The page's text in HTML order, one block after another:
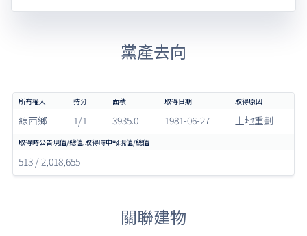
黨產去向
線西鄉 1/1 3935.0 1981-06-27 土地重劃
513 / 2,018,655
關聯建物